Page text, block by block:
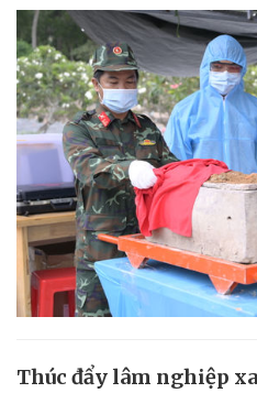
Thúc đẩy lâm nghiệp